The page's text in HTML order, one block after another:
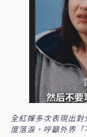
全紅嬋多次表現出
度落淚，呼籲外界